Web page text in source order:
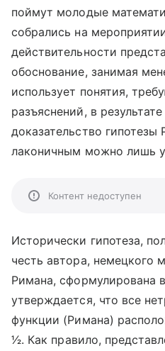
поймут молодые
собрались на
действительности
обоснование, занимая
использует понятия,
разъяснений, в
доказательство гипотезы
лаконичным можно лишь
Контент недоступен
Исторически гипотеза,
честь автора, немецкого
Римана, сформулирована
утверждается, что все
функции (Римана)
1⁄2. Как правило,